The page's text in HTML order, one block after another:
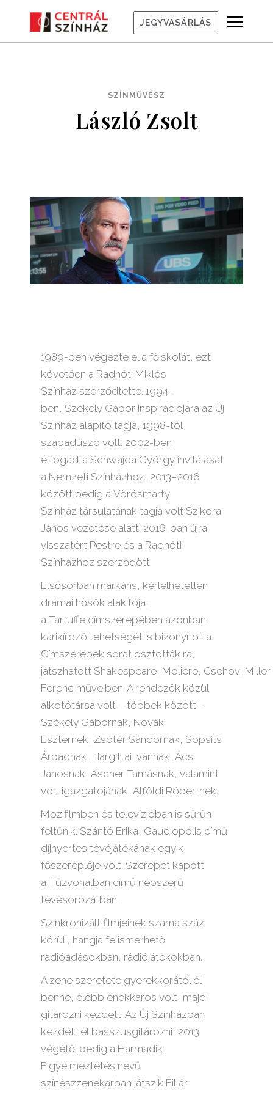
JEGYVÁSÁRLÁS
SZÍNMŰVÉSZ
László Zsolt
1989-ben végezte el a főiskolát, ezt
követően aRadnóti Miklós
Színház szerződtette. 1994-
ben, Székely Gábor inspirációjára az Új
Színház alapító tagja, 1998-tól
szabadúszó volt. 2002-ben
elfogadtaSchwajda György invitálását
aNemzeti Színházhoz, 2013–2016
között pedig aVörösmarty
Színház társulatának tagja voltSzikora
János vezetése alatt. 2016-ban újra
visszatért Pestre és a Radnóti
Színházhoz szerződött.
Elsősorban markáns, kérlelhetetlen
drámai hősök alakítója,
aTartuffe címszerepében azonban
karikírozó tehetségét is bizonyította.
Címszerepek sorát osztották rá,
játszhatottShakespeare, Moliére, Csehov, Miller
Ferenc műveiben. A rendezők közül
alkotótársa volt – többek között –
Székely Gábornak, Novák
Eszternek, Zsótér Sándornak, Sopsits
Árpádnak, Hargittai Ivánnak, Ács
Jánosnak, Ascher Tamásnak, valamint
volt igazgatójának, Alföldi Róbertnek.
Mozifilmben és televízióban is sűrűn
feltűnik. Szántó Erika, Gaudiopolis című
díjnyertes tévéjátékának egyik
főszereplője volt. Szerepet kapott
a Tűzvonalban című népszerű
tévésorozatban.
Szinkronizált filmjeinek száma száz
körüli, hangja felismerhető
rádióadásokban, rádiójátékokban.
A zene szeretete gyerekkorától él
benne, előbb énekkaros volt, majd
gitározni kezdett. Az Új Színházban
kezdett el basszusgitározni, 2013
végétől pedig a Harmadik
Figyelmeztetés nevű
színészzenekarban játszik Fillár